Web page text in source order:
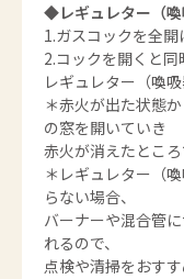
◆レギュレター（
1.ガスコックを全開
2.コックを開くと同
レギュレター（喚
＊赤火が出た状態
の窓を開いていき
赤火が消えたとこ
＊レギュレター（
らない場合、
バーナーや混合管
れるので、
点検や清掃をおすす